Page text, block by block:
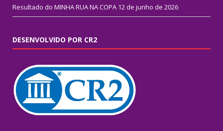
Resultado do MINHA RUA NA COPA 12 de junho de 2026
DESENVOLVIDO POR CR2